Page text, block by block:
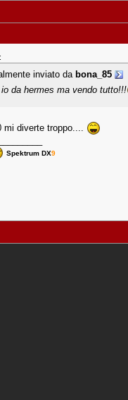
inviato da bona_85
da hermes ma vendo tutto!!!
mi diverte troppo....
Spektrum DX9